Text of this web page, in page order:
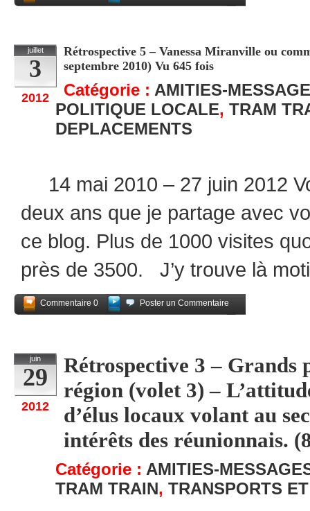
juillet
3
2012
Rétrospective 5 – Vanessa Miranville ou
septembre 2010) Vu 645 fois
Catégorie : AMITIES-
POLITIQUE LOCALE, TRAM
DEPLACEMENTS
14 mai 2010 – 27 juin 2012
deux ans que je partage avec
ce blog. Plus de 1000 visites
près de 3500. J’y trouve là
Commentaire 0
Poster un Commentaire
juin
29
2012
Rétrospective 3 –
région (volet 3) –
d’élus locaux volant au
intérêts des réunionnais.
Catégorie : AMITIES-
TRAM TRAIN, TRANSPORTS